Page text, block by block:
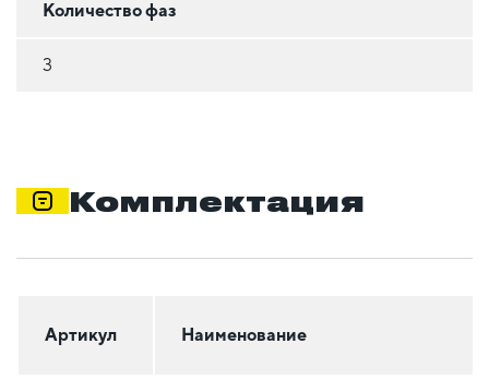
Количество фаз
3
Комплектация
Артикул Наименование